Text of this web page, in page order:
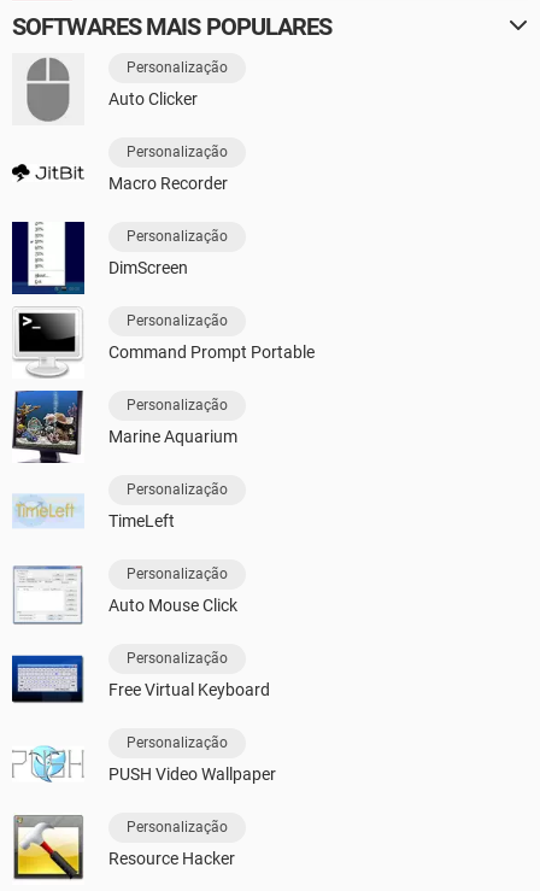
SOFTWARES MAIS POPULARES
Personalização
Auto Clicker
Personalização
Macro Recorder
Personalização
DimScreen
Personalização
Command Prompt Portable
Personalização
Marine Aquarium
Personalização
TimeLeft
Personalização
Auto Mouse Click
Personalização
Free Virtual Keyboard
Personalização
PUSH Video Wallpaper
Personalização
Resource Hacker